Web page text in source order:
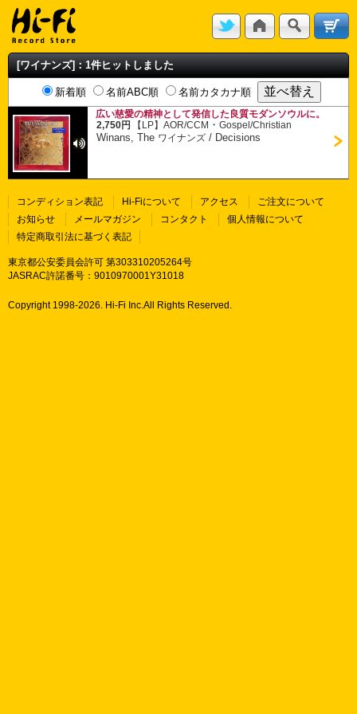
[ワイナンズ]：1件ヒットしました
新着順 名前ABC順 名前カタカナ順
広い慈愛の精神として発信した良質モダンソウルに。
2,750円
【LP】AOR/CCM ・Gospel/Christian
Winans, The ワイナンズ / Decisions
コンディション表記 Hi-Fiについて アクセス
ご注文について
お知らせ
メールマガジン コンタクト
個人情報について
特定商取引法に基づく表記
東京都公安委員会許可 第303310205264号
JASRAC許諾番号：9010970001Y31018
Copyright 1998-2026. Hi-Fi Inc.All Rights Reserved.